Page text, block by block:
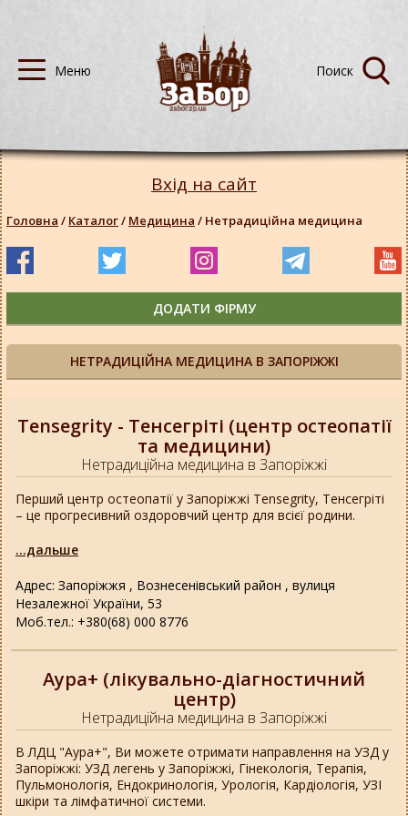
НЕТРАДИЦІЙНА МЕДИЦИНА В ЗАПОРІЖЖІ
Tensegrity - Тенсегріті (центр остеопатії
та медицини)
Нетрадиційна медицина в Запоріжжі
Адрес: Запоріжжя , Вознесенівський район , вулиця
Незалежної України, 53
Моб.тел.: +380(68) 000 8776
Перший центр остеопатії у Запоріжжі Tensegrity, Тенсегріті
– це прогресивний оздоровчий центр для всієї родини.
...дальше
Аура+ (лікувально-діагностичний
центр)
Нетрадиційна медицина в Запоріжжі
В ЛДЦ "Аура+", Ви можете отримати направлення на УЗД у
Запоріжжі: УЗД легень у Запоріжжі, Гінекологія, Терапія,
Пульмонологія, Ендокринологія, Урологія, Кардіологія, УЗІ
шкіри та лімфатичної системи.
Вхід на сайт
Головна / Каталог/ Медицина / Нетрадиційна медицина
ДОДАТИ ФІРМУ